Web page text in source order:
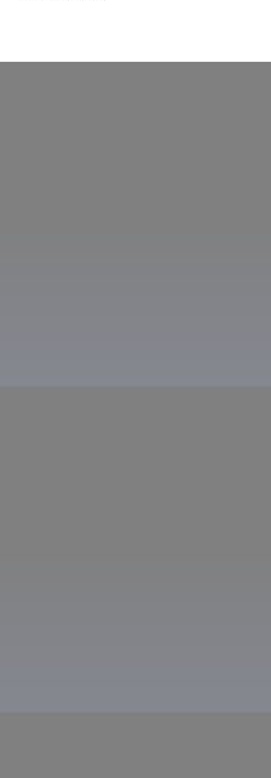
Sjeďte rychlostí 80 km/h na
metrů vedoucí mezi vrchy
jedinečné zařízení, protože i
existují jen v Alpách.
kurzy a lezecké stěny,
dráhou v zemi, nebo sjeďte